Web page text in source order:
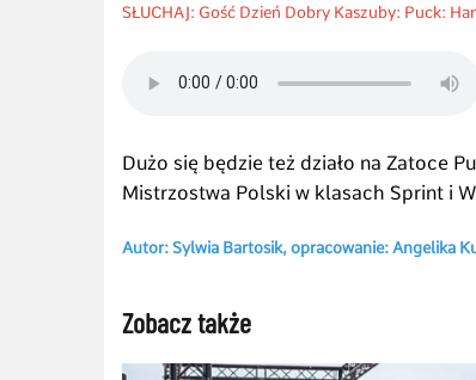
SŁUCHAJ: Gość Dzień Dobry Kaszuby: Puck:
Dużo się będzie też działo na Zatoce
Mistrzostwa Polski w klasach Sprint i
Autor: Sylwia Bartosik, opracowanie: Angelika
Zobacz także